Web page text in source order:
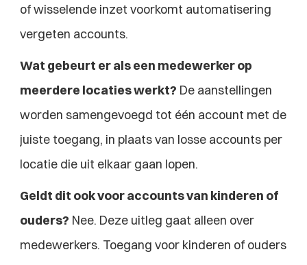
of wisselende inzet voorkomt automatisering
vergeten accounts.
Wat gebeurt er als een medewerker op
meerdere locaties werkt? De aanstellingen
worden samengevoegd tot één account met de
juiste toegang, in plaats van losse accounts per
locatie die uit elkaar gaan lopen.
Geldt dit ook voor accounts van kinderen of
ouders? Nee. Deze uitleg gaat alleen over
medewerkers. Toegang voor kinderen of ouders